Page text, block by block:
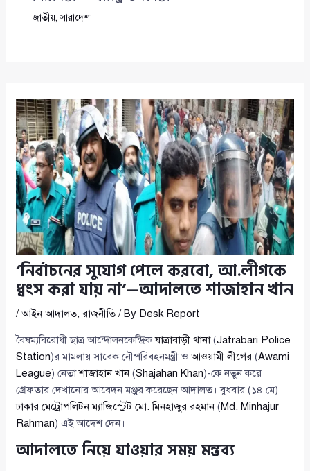
জাতীয়,সারাদেশ
‘নির্বাচনের সুযোগ পেলে করবো, আ.লীগকে
ধ্বংস করা যায় না’—আদালতে শাজাহান খান
/আইন আদালত,রাজনীতি/ By Desk Report
বৈষম্যবিরোধী ছাত্র আন্দোলনকেন্দ্রিকযাত্রাবাড়ী থানা(Jatrabari Police
Station)র মামলায় সাবেক নৌপরিবহনমন্ত্রী ওআওয়ামী লীগের (Awami
League) নেতাশাজাহান খান(Shajahan Khan)-কে নতুন করে
গ্রেফতার দেখানোর আবেদন মঞ্জুর করেছেন আদালত। বুধবার (১৪ মে)
ঢাকার মেট্রোপলিটন ম্যাজিস্ট্রেট মো. মিনহাজুর রহমান(Md. Minhajur
Rahman) এই আদেশ দেন।
আদালতে নিয়ে যাওয়ার সময় মন্তব্য